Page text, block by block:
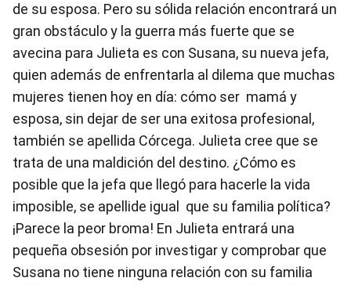
de su esposa. Pero su sólida relación encontrará un
gran obstáculo y la guerra más fuerte que se
avecina para Julieta es con Susana, su nueva jefa,
quien además de enfrentarla al dilema que muchas
mujeres tienen hoy en día: cómo ser mamá y
esposa, sin dejar de ser una exitosa profesional,
también se apellida Córcega. Julieta cree que se
trata de una maldición del destino. ¿Cómo es
posible que la jefa que llegó para hacerle la vida
imposible, se apellide igual que su familia política?
¡Parece la peor broma! En Julieta entrará una
pequeña obsesión por investigar y comprobar que
Susana no tiene ninguna relación con su familia